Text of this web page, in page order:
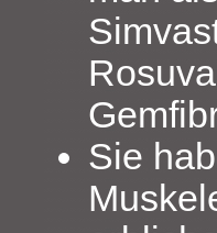
Sie